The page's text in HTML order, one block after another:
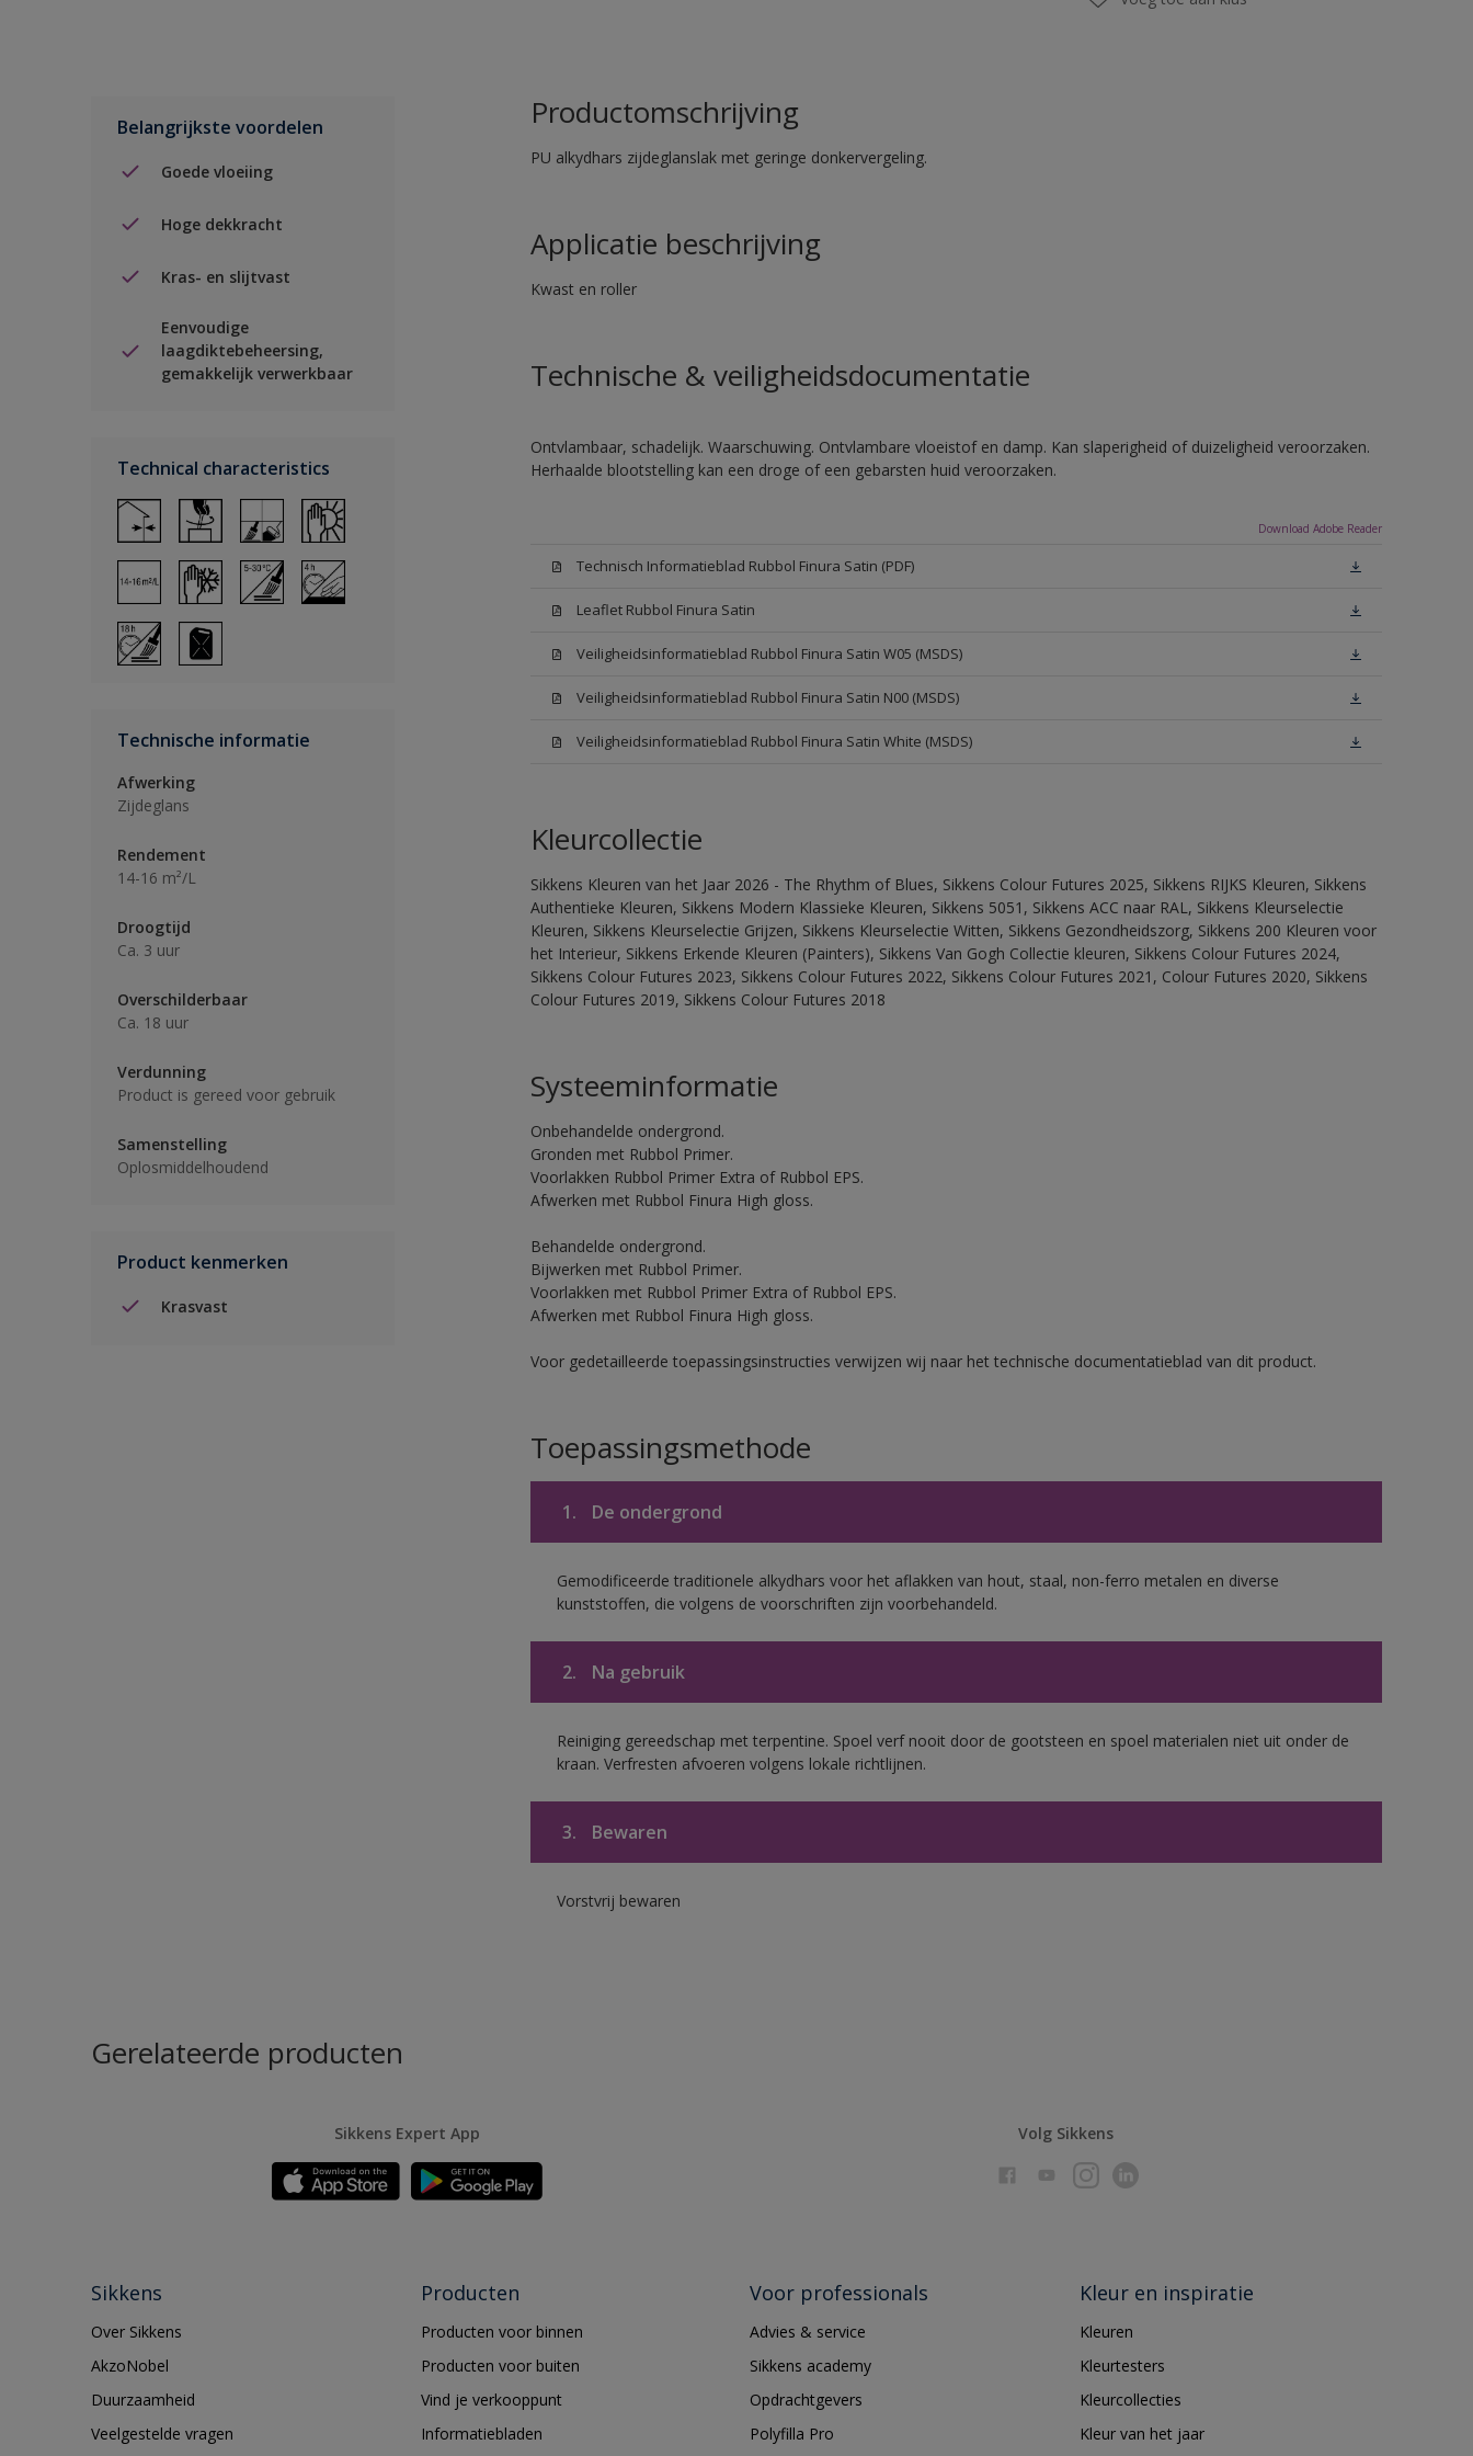
Belangrijkste voordelen
Goede vloeiing
Hoge dekkracht
Kras- en slijtvast
Eenvoudige
laagdiktebeheersing,
gemakkelijk verwerkbaar
Technical characteristics
Technische informatie
Afwerking
Zijdeglans
Rendement
14-16 m²/L
Droogtijd
Ca. 3 uur
Overschilderbaar
Ca. 18 uur
Verdunning
Product is gereed voor gebruik
Samenstelling
Oplosmiddelhoudend
Product kenmerken
Krasvast
Productomschrijving
PU alkydhars zijdeglanslak met geringe donkervergeling.
Applicatie beschrijving
Kwast en roller
Technische & veiligheidsdocumentatie
Ontvlambaar, schadelijk. Waarschuwing. Ontvlambare vloeistof en damp. Kan slaperigheid of duizeligheid veroorzaken.
Herhaalde blootstelling kan een droge of een gebarsten huid veroorzaken.
Download Adobe Reader
Technisch Informatieblad Rubbol Finura Satin (PDF)
Leaflet Rubbol Finura Satin
Veiligheidsinformatieblad Rubbol Finura Satin W05 (MSDS)
Veiligheidsinformatieblad Rubbol Finura Satin N00 (MSDS)
Veiligheidsinformatieblad Rubbol Finura Satin White (MSDS)
Kleurcollectie
Sikkens Kleuren van het Jaar 2026 - The Rhythm of Blues, Sikkens Colour Futures 2025, Sikkens RIJKS Kleuren, Sikkens
Authentieke Kleuren, Sikkens Modern Klassieke Kleuren, Sikkens 5051, Sikkens ACC naar RAL, Sikkens Kleurselectie
Kleuren, Sikkens Kleurselectie Grijzen, Sikkens Kleurselectie Witten, Sikkens Gezondheidszorg, Sikkens 200 Kleuren voor
het Interieur, Sikkens Erkende Kleuren (Painters), Sikkens Van Gogh Collectie kleuren, Sikkens Colour Futures 2024,
Sikkens Colour Futures 2023, Sikkens Colour Futures 2022, Sikkens Colour Futures 2021, Colour Futures 2020, Sikkens
Colour Futures 2019, Sikkens Colour Futures 2018
Systeeminformatie
Onbehandelde ondergrond.
Gronden met Rubbol Primer.
Voorlakken Rubbol Primer Extra of Rubbol EPS.
Afwerken met Rubbol Finura High gloss.
Behandelde ondergrond.
Bijwerken met Rubbol Primer.
Voorlakken met Rubbol Primer Extra of Rubbol EPS.
Afwerken met Rubbol Finura High gloss.
Voor gedetailleerde toepassingsinstructies verwijzen wij naar het technische documentatieblad van dit product.
Toepassingsmethode
1. De ondergrond
Gemodificeerde traditionele alkydhars voor het aflakken van hout, staal, non-ferro metalen en diverse
kunststoffen, die volgens de voorschriften zijn voorbehandeld.
2. Na gebruik
Reiniging gereedschap met terpentine. Spoel verf nooit door de gootsteen en spoel materialen niet uit onder de
kraan. Verfresten afvoeren volgens lokale richtlijnen.
3. Bewaren
Vorstvrij bewaren
Gerelateerde producten
Sikkens Expert App Volg Sikkens
Sikkens
Over Sikkens
AkzoNobel
Duurzaamheid
Veelgestelde vragen
Producten
Producten voor binnen
Producten voor buiten
Vind je verkooppunt
Informatiebladen
Voor professionals
Advies & service
Sikkens academy
Opdrachtgevers
Polyfilla Pro
Kleur en inspiratie
Kleuren
Kleurtesters
Kleurcollecties
Kleur van het jaar